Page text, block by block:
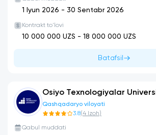
1 Iyun 2026 - 30 Sentabr 2026
Kontrakt to'lovi
10 000 000 UZS - 18 000 000 UZS
Batafsil
Osiyo Texnologiyalar
Qashqadaryo viloyati
3.8(4 Izoh)
Qabul muddati